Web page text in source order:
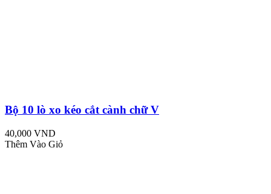
Bộ 10 lò xo kéo cắt cành chữ V
40,000 VND
Thêm Vào Giỏ